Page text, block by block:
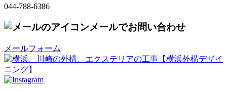
044-788-6386
メールでお問い合わせ
メールフォーム